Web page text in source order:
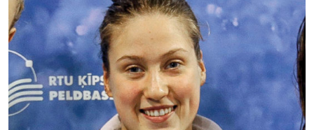
Abonēšana
Kontakti